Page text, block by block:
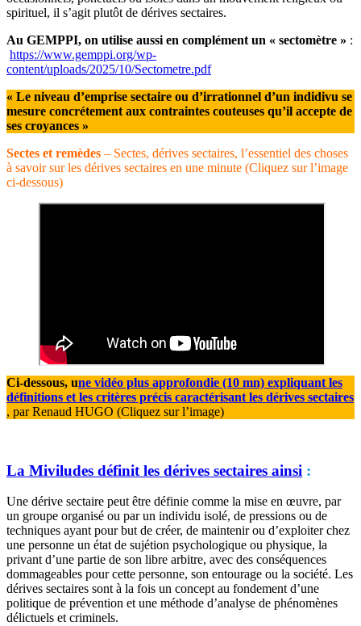
spirituel, il s’agit plutôt de dérives sectaires.
Au GEMPPI, on utilise aussi en complément un « sectomètre » :
https://www.gemppi.org/wp-
content/uploads/2025/10/Sectometre.pdf
« Le niveau d’emprise sectaire ou d’irrationnel d’un indidivu se
mesure concrétement aux contraintes couteuses qu’il accepte de
ses croyances »
Sectes et remèdes – Sectes, dérives sectaires, l’essentiel des choses
à savoir sur les dérives sectaires en une minute (Cliquez sur l’image
ci-dessous)
Ci-dessous, une vidéo plus approfondie (10 mn) expliquant les
définitions et les critères précis caractérisant les dérives sectaires
, par Renaud HUGO (Cliquez sur l’image)
La Miviludes définit les dérives sectaires ainsi :
Une dérive sectaire peut être définie comme la mise en œuvre, par
un groupe organisé ou par un individu isolé, de pressions ou de
techniques ayant pour but de créer, de maintenir ou d’exploiter chez
une personne un état de sujétion psychologique ou physique, la
privant d’une partie de son libre arbitre, avec des conséquences
dommageables pour cette personne, son entourage ou la société. Les
dérives sectaires sont à la fois un concept au fondement d’une
politique de prévention et une méthode d’analyse de phénomènes
délictuels et criminels.